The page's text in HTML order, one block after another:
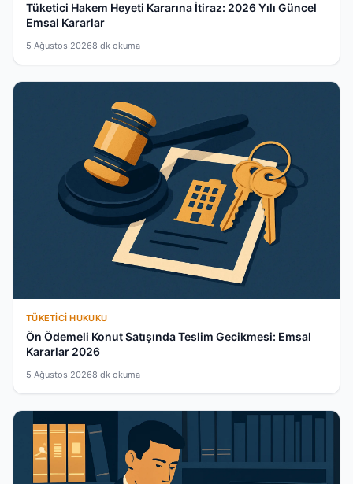
Tüketici Hakem Heyeti Kararına İtiraz: 2026 Yılı Güncel
Emsal Kararlar
5 Ağustos 20268 dk okuma
TÜKETICI HUKUKU
Ön Ödemeli Konut Satışında Teslim Gecikmesi: Emsal
Kararlar 2026
5 Ağustos 20268 dk okuma